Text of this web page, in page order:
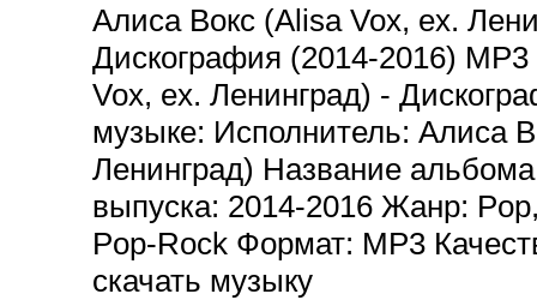
Алиса Вокс (Alisa Vox, ex.
Дискография (2014-2016)
Vox, ex. Ленинград) -
музыке: Исполнитель: Алиса
Ленинград) Название
выпуска: 2014-2016 Жанр:
Pop-Rock Формат: MP3
скачать музыку